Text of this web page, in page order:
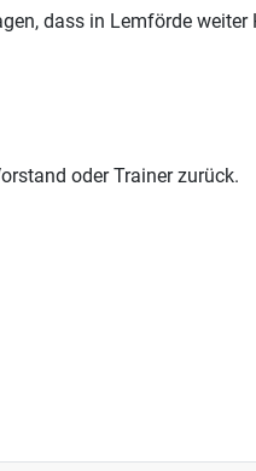
dass in Lemförde
oder Trainer zurück.